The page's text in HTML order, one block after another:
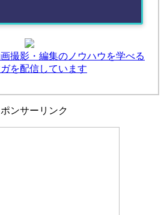
撮影・編集のノウハウを学べる
ガを配信しています
ンサーリンク